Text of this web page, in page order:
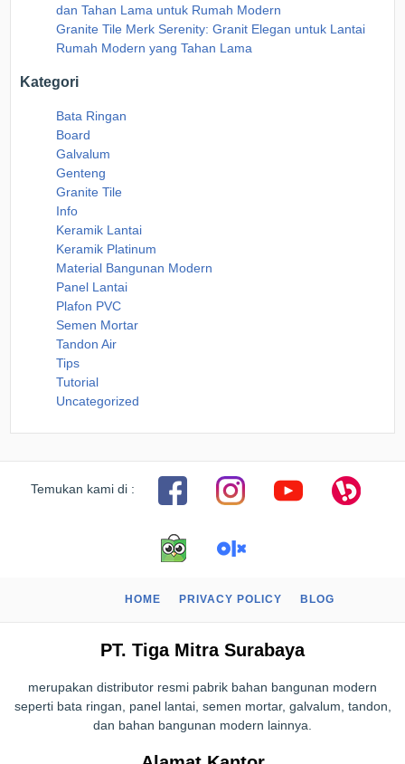
dan Tahan Lama untuk Rumah Modern
Granite Tile Merk Serenity: Granit Elegan untuk Lantai
Rumah Modern yang Tahan Lama
Kategori
Bata Ringan
Board
Galvalum
Genteng
Granite Tile
Info
Keramik Lantai
Keramik Platinum
Material Bangunan Modern
Panel Lantai
Plafon PVC
Semen Mortar
Tandon Air
Tips
Tutorial
Uncategorized
Temukan kami di :
HOME PRIVACY POLICY BLOG
PT. Tiga Mitra Surabaya
merupakan distributor resmi pabrik bahan bangunan modern
seperti bata ringan, panel lantai, semen mortar, galvalum, tandon,
dan bahan bangunan modern lainnya.